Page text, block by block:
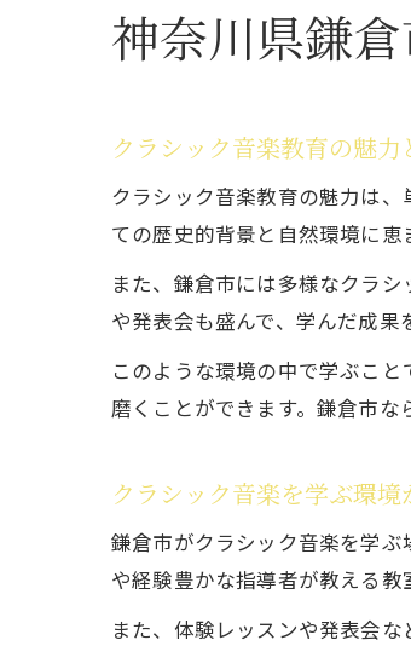
神奈川県鎌
クラシック音楽教育の魅
クラシック音楽教育の魅力は
ての歴史的背景と自然環境に恵
また、鎌倉市には多様なクラ
や発表会も盛んで、学んだ成果
このような環境の中で学ぶこ
磨くことができます。鎌倉市な
クラシック音楽を学ぶ環
鎌倉市がクラシック音楽を学
や経験豊かな指導者が教える教
また、体験レッスンや発表会